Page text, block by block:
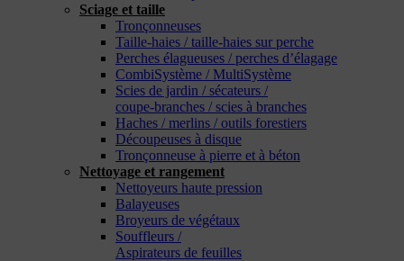
Sciage et taille
Tronçonneuses
Taille-haies / taille-haies sur perche
Perches élagueuses / perches d’élagage
CombiSystème / MultiSystème
Scies de jardin / sécateurs /
coupe-branches / scies à branches
Haches / merlins / outils forestiers
Découpeuses à disque
Tronçonneuse à pierre et à béton
Nettoyage et rangement
Nettoyeurs haute pression
Balayeuses
Broyeurs de végétaux
Souffleurs /
Aspirateurs de feuilles